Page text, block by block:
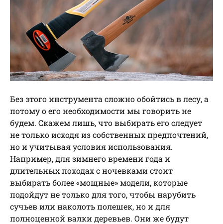
Без этого инструмента сложно обойтись в лесу, а
потому о его необходимости мы говорить не
будем. Скажем лишь, что выбирать его следует
не только исходя из собственных предпочтений,
но и учитывая условия использования.
Например, для зимнего времени года и
длительных походах с ночевками стоит
выбирать более «мощные» модели, которые
подойдут не только для того, чтобы нарубить
сучьев или наколоть полешек, но и для
полноценной валки деревьев. Они же будут